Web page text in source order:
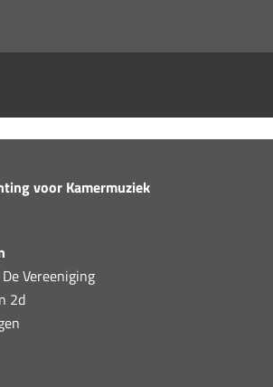
voor Kamermuziek
Vereeniging
2d